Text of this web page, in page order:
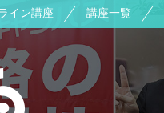
イン講座 講座一覧